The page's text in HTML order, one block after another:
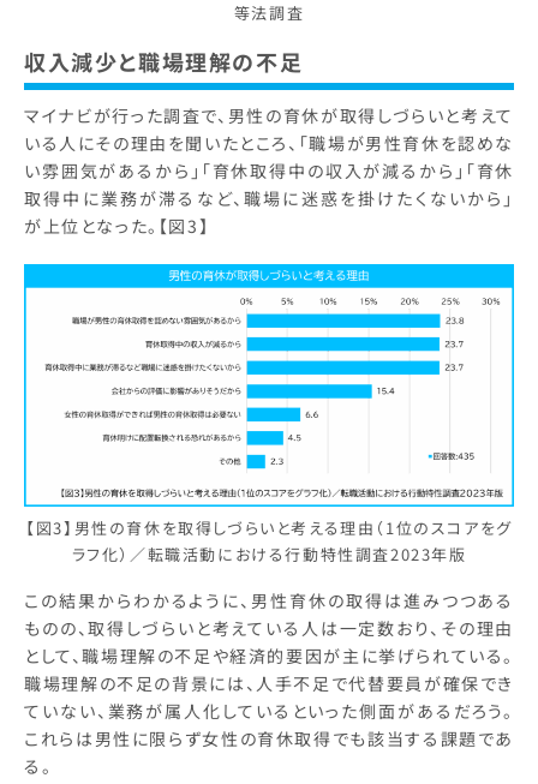
等法調査
収入減少と職場理解の不足
マイナビが行った調査で、男性の育休が取得しづらいと考えて
いる人にその理由を聞いたところ、「職場が男性育休を認めな
い雰囲気があるから」「育休取得中の収入が減るから」「育休
取得中に業務が滞るなど、職場に迷惑を掛けたくないから」
が上位となった。【図3】
【図3】男性の育休を取得しづらいと考える理由（1位のスコアをグ
ラフ化）／転職活動における行動特性調査2023年版
この結果からわかるように、男性育休の取得は進みつつある
ものの、取得しづらいと考えている人は一定数おり、その理由
として、職場理解の不足や経済的要因が主に挙げられている。
職場理解の不足の背景には、人手不足で代替要員が確保でき
ていない、業務が属人化しているといった側面があるだろう。
これらは男性に限らず女性の育休取得でも該当する課題であ
る。